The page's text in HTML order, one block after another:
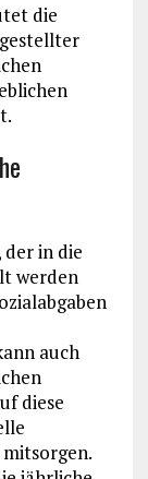
die
in die
werden
auch
diese
mitsorgen.